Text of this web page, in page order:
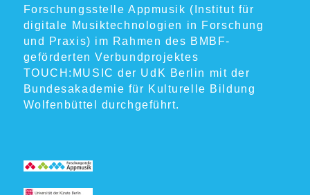
Forschungsstelle Appmusik (Institut für
digitale Musiktechnologien in Forschung
und Praxis) im Rahmen des BMBF-
geförderten Verbundprojektes
TOUCH:MUSIC der UdK Berlin mit der
Bundesakademie für Kulturelle Bildung
Wolfenbüttel durchgeführt.